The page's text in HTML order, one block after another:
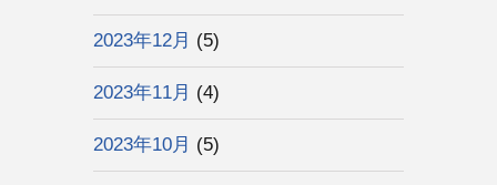
2023年12月 (5)
2023年11月 (4)
2023年10月 (5)